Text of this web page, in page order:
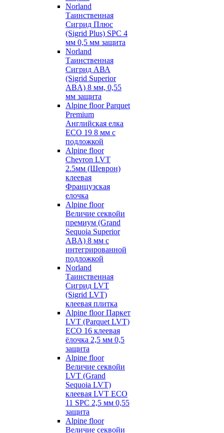
Norland
Таинственная
Сигрид Плюс
(Sigrid Plus) SPC 4
мм 0,5 мм защита
Norland
Таинственная
Сигрид АВА
(Sigrid Superior
ABA) 8 мм, 0,55
мм защита
Alpine floor Parquet
Premium
Английская елка
ECO 19 8 мм с
подложкой
Alpine floor
Chevron LVT
2.5мм (Шеврон)
клеевая
Французская
елочка
Alpine floor
Величие секвойи
премиум (Grand
Sequoia Superior
ABA) 8 мм с
интегрированной
подложкой
Norland
Таинственная
Сигрид LVT
(Sigrid LVT)
клеевая плитка
Alpine floor Паркет
LVT (Parquet LVT)
ECO 16 клеевая
ёлочка 2,5 мм 0,5
защита
Alpine floor
Величие секвойи
LVT (Grand
Sequoia LVT)
клеевая LVT ECO
11 SPC 2,5 мм 0,55
защита
Alpine floor
Величие секвойи